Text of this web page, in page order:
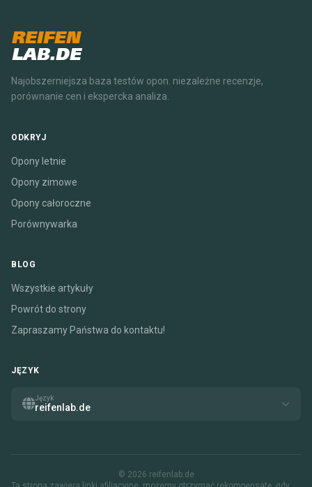
REIFEN
LAB.DE
Najobszerniejsza baza testów opon. niezależne recenzje,
porównanie cen i ekspercka analiza.
ODKRYJ
Opony letnie
Opony zimowe
Opony całoroczne
Porównywarka
BLOG
Wszystkie artykuły
Powrót do strony
Zapraszamy Państwa do kontaktu!
JĘZYK
Język
reifenlab.de
© 2026 reifenlab.de